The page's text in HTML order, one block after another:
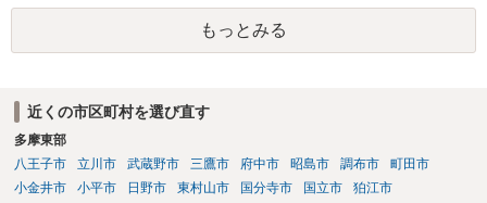
もっとみる
近くの市区町村を選び直す
多摩東部
八王子市
立川市 武蔵野市 三鷹市 府中市 昭島市 調布市
町田市
小金井市
小平市 日野市 東村山市 国分寺市 国立市
狛江市